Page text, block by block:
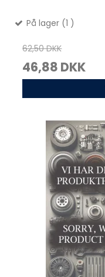
På lager (1 )
62,50 DKK
46,88 DKK